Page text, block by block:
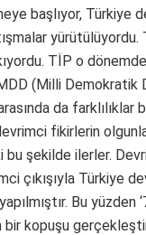
başlıyor, Türkiye
yürütülüyordu.
TİP o
(Milli Demokratik
da
fikirlerin
bu şekilde ilerler.
çıkışıyla Türkiye
Bu yüzden
kopuşu